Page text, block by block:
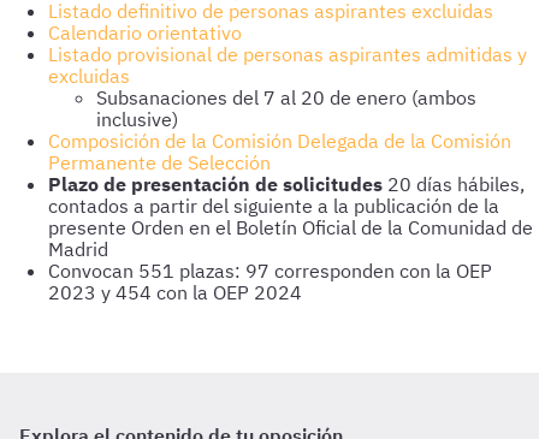
Listado definitivo de personas aspirantes excluidas
Calendario orientativo
Listado provisional de personas aspirantes admitidas y
excluidas
Subsanaciones del 7 al 20 de enero (ambos
inclusive)
Composición de la Comisión Delegada de la Comisión
Permanente de Selección
Plazo de presentación de solicitudes 20 días hábiles,
contados a partir del siguiente a la publicación de la
presente Orden en el Boletín Oficial de la Comunidad de
Madrid
Convocan 551 plazas: 97 corresponden con la OEP
2023 y 454 con la OEP 2024